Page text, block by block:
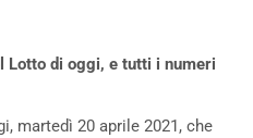
di oggi, e tutti i numeri
martedì 20 aprile 2021, che